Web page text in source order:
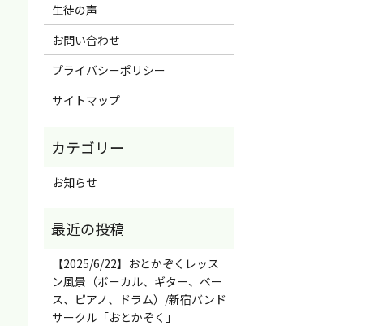
生徒の声
お問い合わせ
プライバシーポリシー
サイトマップ
お知らせ
【2025/6/22】おとかぞくレッス
ン風景（ボーカル、ギター、ベー
ス、ピアノ、ドラム）/新宿バンド
サークル「おとかぞく」